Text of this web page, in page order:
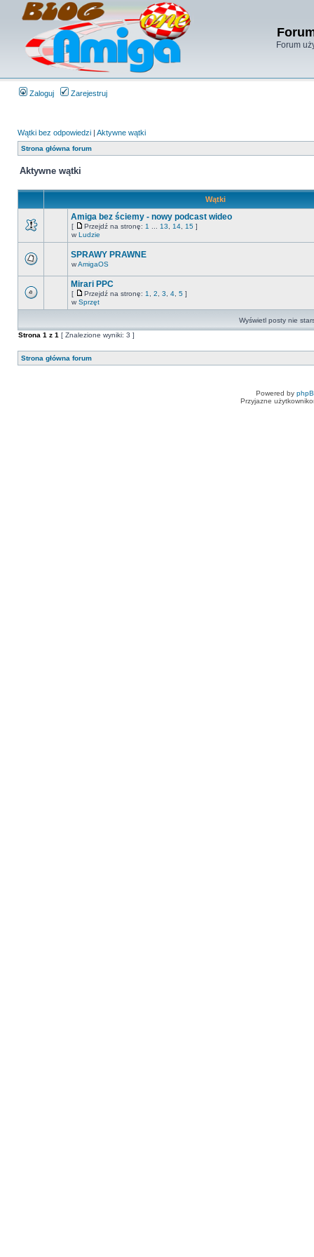
Forum
Zaloguj Zarejestruj
Wątki bez odpowiedzi | Aktywne wątki
Strona główna forum
Aktywne wątki
Wątki
Amiga bez ściemy - nowy podcast wideo
[ Przejdź na stronę: 1 13 14 15 ]
w Ludzie
SPRAWY PRAWNE
wAmigaOS
Mirari PPC
[ Przejdź na stronę: 1 2 3 4 5 ]
w Sprzęt
Wyświetl posty nie
Strona 1 z 1 [ Znalezione wyniki: 3 ]
Strona główna forum
Powered by
Przyjazne